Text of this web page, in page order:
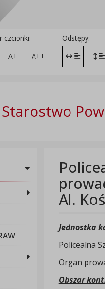
czcionki:
A+ A++
Odstępy:
Zmień
Starostwo
Al.
Jednostka
Policealna
Organ
Obszar